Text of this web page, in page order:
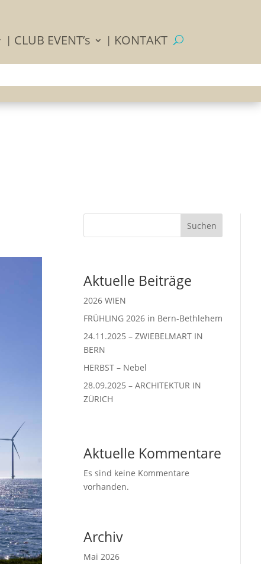
CLUB EVENT’s KONTAKT
Suchen
Aktuelle Beiträge
2026 WIEN
FRÜHLING 2026 in Bern-Bethlehem
24.11.2025 – ZWIEBELMART IN
BERN
HERBST – Nebel
28.09.2025 – ARCHITEKTUR IN
ZÜRICH
Aktuelle Kommentare
Es sind keine Kommentare
vorhanden.
Archiv
Mai 2026